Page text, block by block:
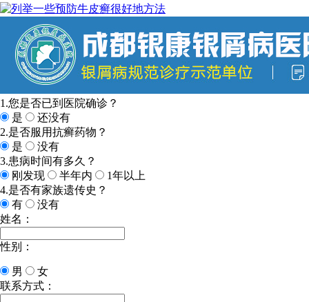
1.您是否已到医院确诊？
是
还没有
2.是否服用抗癣药物？
是
没有
3.患病时间有多久？
刚发现
半年内
1年以上
4.是否有家族遗传史？
有
没有
姓名：
性别：
男
女
今天日期：
联系方式：